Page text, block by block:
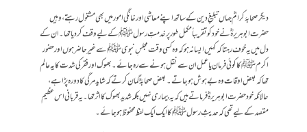
دیگر صحابۂ کرامؓ جہاں تبلیغِ دین کے ساتھ اپنے معاشی اور خانگی امور میں بھی مشغول رہتے، وہیں
حضرت ابو ہریرہؓ نے خود کو تقریباً مکمل طور پر خدمتِ رسول ﷺ کے لیے وقف کر دیا تھا۔ ان کے
دل میں یہ خوف رہتا کہ کہیں ایسا نہ ہو کہ وہ کسی وقت مجلسِ نبوی ﷺ سے غیر حاضر ہوں اور حضور
اکرم ﷺ کا کوئی فرمان یا عمل ان سے نقل ہونے سے رہ جائے۔ بھوک اور فقر کی شدت کا یہ عالم
تھا کہ بعض اوقات وہ بے ہوش ہوجاتے۔ بعض صحابہؓ گمان کرتے کہ شاید مرگی کا دورہ پڑا ہے،
حالانکہ خود حضرت ابو ہریرہؓ فرماتے ہیں کہ یہ بیماری نہیں بلکہ شدید بھوک کا اثر تھا۔ یہ قربانی اس عظیم
مقصد کے لیے تھی کہ حدیثِ رسول ﷺ کا ایک ایک لفظ محفوظ ہوجائے۔